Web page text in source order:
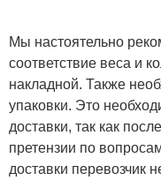
Мы настоятельно
соответствие веса и
накладной. Также
упаковки. Это
доставки, так как
претензии по
доставки перевозчик